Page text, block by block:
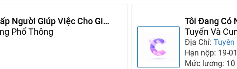
Người Giúp Việc Cho Gia
Phổ Thông
Tôi Đang Có
Tôi, Liên Hệ
Tuyển Và
Việc
Địa Chỉ: Tuyên
Hạn nộp: 19-
Mức lương: 10